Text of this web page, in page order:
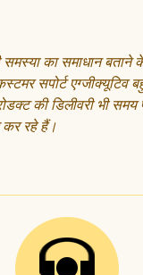
का समाधान बताने
सपोर्ट एग्जीक्यूटिव
की डिलीवरी भी
कर रहे हैं।